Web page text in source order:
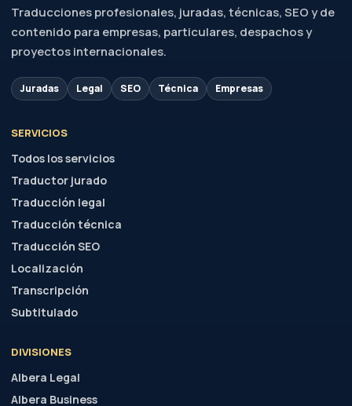
Traducción técnica
Traducción SEO
Transcripción
DIVISIONES
Albera Legal
Albera Business
Albera Tech
Life Sciences
Global Mobility
Public Sector
Academia
RECURSOS
Tarifas